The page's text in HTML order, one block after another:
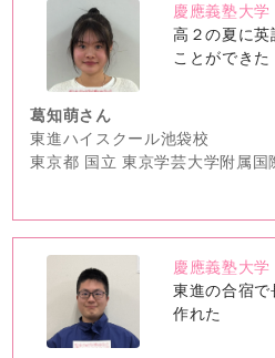
no
image
慶應義塾大学
高２の夏に
ことができた
葛知萌さん
東進ハイスクール池袋校
東京都 国立 東京学芸大学附属国
no
image
慶應義塾大学
東進の合宿
作れた